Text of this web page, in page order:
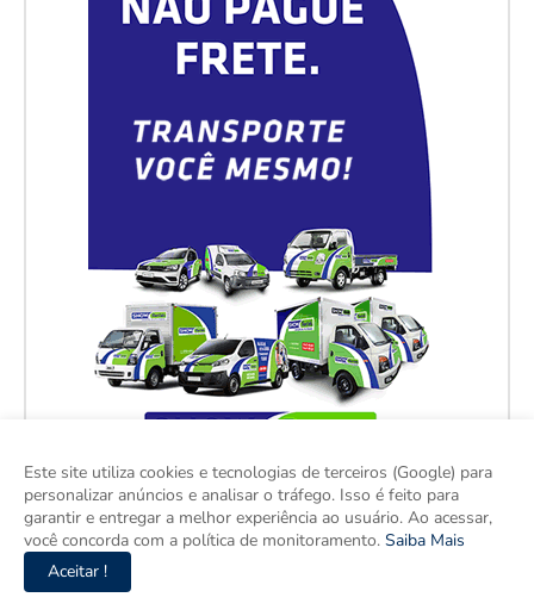
Este site utiliza cookies e tecnologias de terceiros (Google) para
personalizar anúncios e analisar o tráfego. Isso é feito para
garantir e entregar a melhor experiência ao usuário. Ao acessar,
você concorda com a política de monitoramento. Saiba Mais
Aceitar !